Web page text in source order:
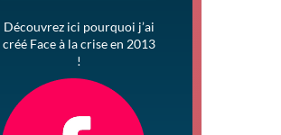
Découvrez ici pourquoi j’ai
créé Face à la crise en 2013
!